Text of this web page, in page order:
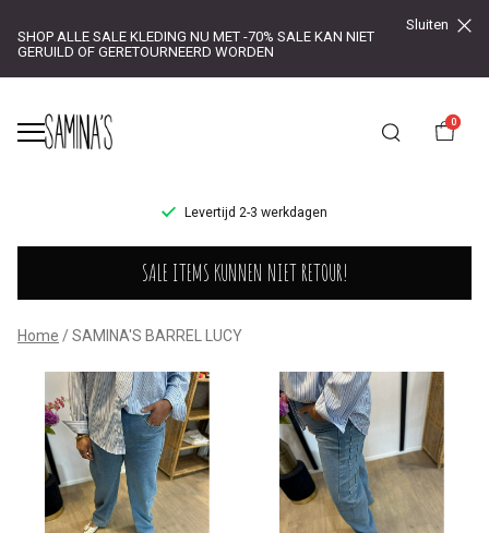
SHOP ALLE SALE KLEDING NU MET -70% SALE KAN NIET
GERUILD OF GERETOURNEERD WORDEN
Sluiten
0
Levertijd 2-3 werkdagen
SAMINA'S
BARREL
LUCY
Saminas
SALE ITEMS KUNNEN NIET RETOUR!
Home SAMINA'S BARREL LUCY